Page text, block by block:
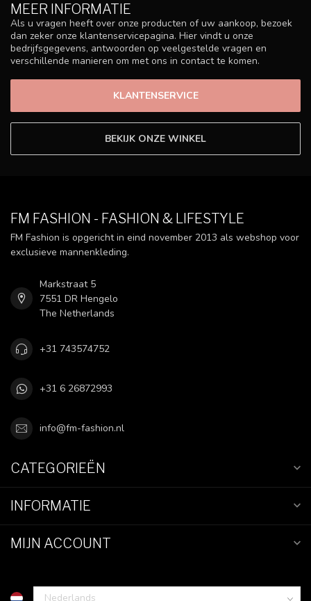
MEER INFORMATIE
Als u vragen heeft over onze producten of uw aankoop, bezoek
dan zeker onze klantenservicepagina. Hier vindt u onze
bedrijfsgegevens, antwoorden op veelgestelde vragen en
verschillende manieren om met ons in contact te komen.
KLANTENSERVICE
BEKIJK ONZE WINKEL
FM FASHION - FASHION & LIFESTYLE
FM Fashion is opgericht in eind november 2013 als webshop voor
exclusieve mannenkleding.
Markstraat 5
7551 DR Hengelo
The Netherlands
+31 743574752
+31 6 26872993
info@fm-fashion.nl
CATEGORIEËN
INFORMATIE
MIJN ACCOUNT